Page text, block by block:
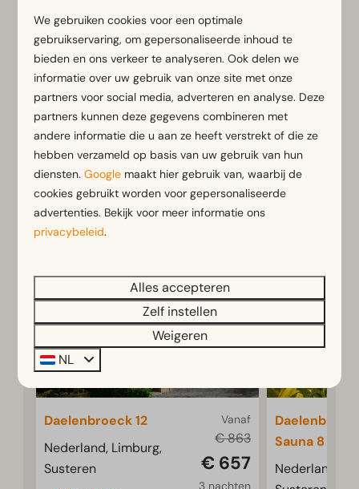
Voor een onvergetelijke vakantie zit je goed op
vakantiepark EuroParcs Limburg! Boek direct.
✓Diverse accommodaties ✓Vakantiepark ✓Voor
het hele gezin
Meer informatie
Vanaf
€ 863
€ 657
Daelenbroeck 12
Nederland, Limburg,
Susteren
Sauna 8
Nederland,
We gebruiken cookies voor een optimale
gebruikservaring, om gepersonaliseerde inhoud te
bieden en ons verkeer te analyseren. Ook delen we
informatie over uw gebruik van onze site met onze
partners voor social media, adverteren en analyse. Deze
partners kunnen deze gegevens combineren met
andere informatie die u aan ze heeft verstrekt of die ze
hebben verzameld op basis van uw gebruik van hun
diensten.Google maakt hier gebruik van, waarbij de
cookies gebruikt worden voor gepersonaliseerde
advertenties. Bekijk voor meer informatie ons
privacybeleid.
Alles accepteren
Zelf instellen
Weigeren
NL